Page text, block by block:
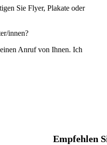
Sie Flyer, Plakate oder
innen?
Anruf von Ihnen. Ich
Empfehlen